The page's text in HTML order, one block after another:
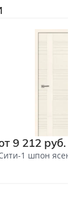
9 212 руб.
1 шпон ясеня